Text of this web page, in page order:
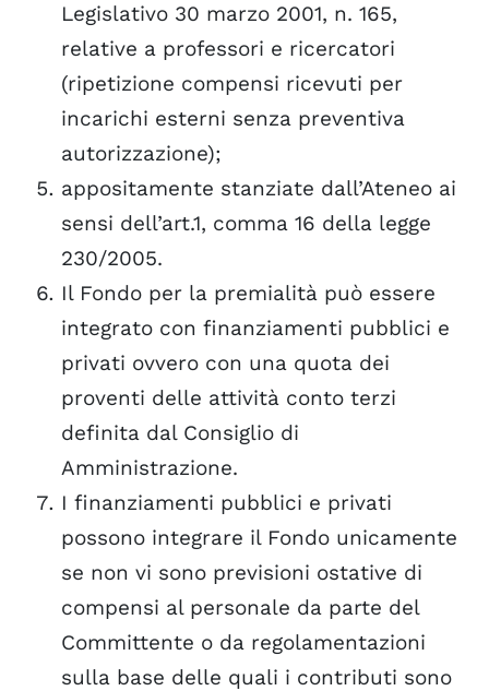
Legislativo 30 marzo 2001, n. 165,
relative a professori e ricercatori
(ripetizione compensi ricevuti per
incarichi esterni senza preventiva
autorizzazione);
appositamente stanziate dall’Ateneo ai
sensi dell’art.1, comma 16 della legge
230/2005.
Il Fondo per la premialità può essere
integrato con finanziamenti pubblici e
privati ovvero con una quota dei
proventi delle attività conto terzi
definita dal Consiglio di
Amministrazione.
I finanziamenti pubblici e privati
possono integrare il Fondo unicamente
se non vi sono previsioni ostative di
compensi al personale da parte del
Committente o da regolamentazioni
sulla base delle quali i contributi sono